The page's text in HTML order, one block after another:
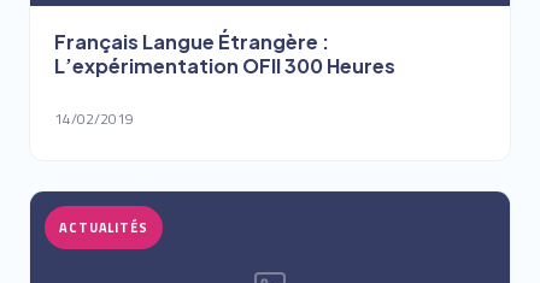
Français Langue Étrangère :
L’expérimentation OFII 300 Heures
14/02/2019
ACTUALITÉS